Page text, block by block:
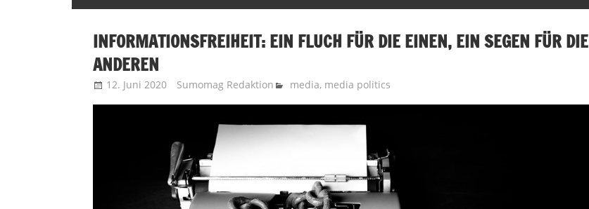
INFORMATIONSFREIHEIT: EIN FLUCH FÜR DIE EINEN, EIN SEGEN FÜR DIE
ANDEREN
12. Juni 2020 Sumomag Redaktion media, media politics